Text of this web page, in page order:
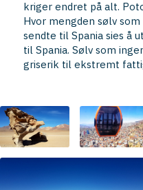
kriger endret på alt.
Hvor mengden sølv
sendte til Spania sies å
til Spania. Sølv som
griserik til ekstremt